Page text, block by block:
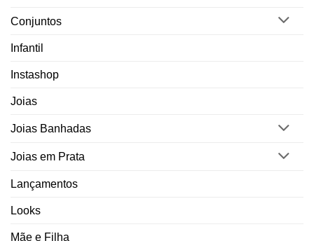
Conjuntos
Infantil
Instashop
Joias
Joias Banhadas
Joias em Prata
Lançamentos
Looks
Mãe e Filha